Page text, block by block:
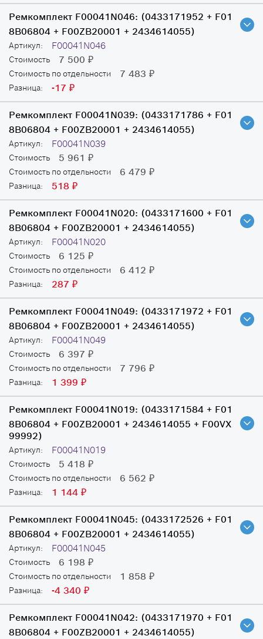
Артикул: F00041N046
Ремкомплект F00041N046: (0433171952 + F01
8B06804 + F00ZB20001 + 2434614055)
Стоимость 7 500 ₽
Стоимость по отдельности 7 483 ₽
Разница: -17 ₽
Артикул: F00041N039
Ремкомплект F00041N039: (0433171786 + F01
8B06804 + F00ZB20001 + 2434614055)
Стоимость 5 961 ₽
Стоимость по отдельности 6 479 ₽
Разница: 518 ₽
Артикул: F00041N020
Ремкомплект F00041N020: (0433171600 + F01
8B06804 + F00ZB20001 + 2434614055)
Стоимость 6 125 ₽
Стоимость по отдельности 6 412 ₽
Разница: 287 ₽
Артикул: F00041N049
Ремкомплект F00041N049: (0433171972 + F01
8B06804 + F00ZB20001 + 2434614055)
Стоимость 6 397 ₽
Стоимость по отдельности 7 796 ₽
Разница: 1 399 ₽
Артикул: F00041N019
Ремкомплект F00041N019: (0433171584 + F01
8B06804 + F00ZB20001 + 2434614055 + F00VX
99992)
Стоимость 5 418 ₽
Стоимость по отдельности 6 562 ₽
Разница: 1 144 ₽
Артикул: F00041N045
Ремкомплект F00041N045: (0433172526 + F01
8B06804 + F00ZB20001 + 2434614055)
Стоимость 6 198 ₽
Стоимость по отдельности 1 858 ₽
Разница: -4 340 ₽
Ремкомплект F00041N042: (0433171970 + F01
8B06804 + F00ZB20001 + 2434614055)